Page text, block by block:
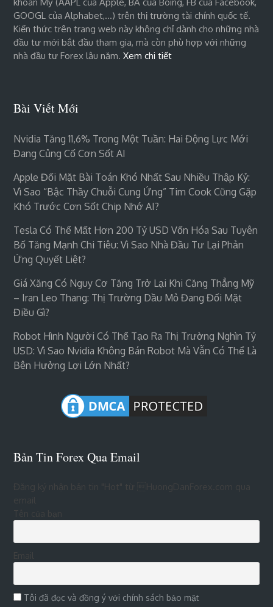
GOOGL của Alphabet,…) trên thị trường tài chính quốc tế.
Kiến thức trên trang web này không chỉ dành cho những nhà
đầu tư mới bắt đầu tham gia, mà còn phù hợp với những
nhà đầu tư Forex lâu năm.Xem chi tiết
Bài Viết Mới
Nvidia Tăng 11,6% Trong Một Tuần: Hai Động Lực Mới
Đang Củng Cố Cơn Sốt AI
Apple Đối Mặt Bài Toán Khó Nhất Sau Nhiều Thập Kỷ:
Vì Sao “bậc Thầy Chuỗi Cung Ứng” Tim Cook Cũng Gặp
Khó Trước Cơn Sốt Chip Nhớ AI?
Tesla Có Thể Mất Hơn 200 Tỷ USD Vốn Hóa Sau Tuyên
Bố Tăng Mạnh Chi Tiêu: Vì Sao Nhà Đầu Tư Lại Phản
Ứng Quyết Liệt?
Giá Xăng Có Nguy Cơ Tăng Trở Lại Khi Căng Thẳng Mỹ
– Iran Leo Thang: Thị Trường Dầu Mỏ Đang Đối Mặt
Điều Gì?
Robot Hình Người Có Thể Tạo Ra Thị Trường Nghìn Tỷ
USD: Vì Sao Nvidia Không Bán Robot Mà Vẫn Có Thể Là
Bên Hưởng Lợi Lớn Nhất?
Bản Tin Forex Qua Email
Đăng ký nhận bản tin "Hot" từ HuongDanForex.com qua
Tên của bạn
Tôi đã đọc và đồng ý với chính sách bảo mật